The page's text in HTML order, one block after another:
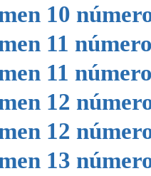
10
11
11
12
12
13